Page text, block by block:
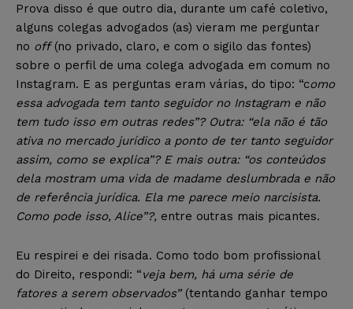
Prova disso é que outro dia, durante um café coletivo,
alguns colegas advogados (as) vieram me perguntar
no off(no privado, claro, e com o sigilo das fontes)
sobre o perfil de uma colega advogada em comum no
Instagram. E as perguntas eram várias, do tipo: “como
essa advogada tem tanto seguidor no Instagram e não
tem tudo isso em outras redes”? Outra: “ela não é tão
ativa no mercado jurídico a ponto de ter tanto seguidor
assim, como se explica”? E mais outra: “os conteúdos
dela mostram uma vida de madame deslumbrada e não
de referência jurídica. Ela me parece meio narcisista.
Como pode isso, Alice”?, entre outras mais picantes.
Eu respirei e dei risada. Como todo bom profissional
do Direito, respondi: “veja bem, há uma série de
fatores a serem observados”(tentando ganhar tempo